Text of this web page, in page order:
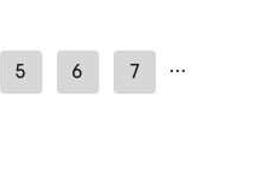
5 6 7 …